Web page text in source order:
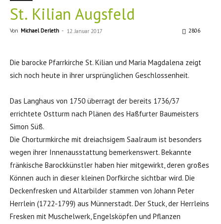
St. Kilian Augsfeld
Von Michael Derleth - 12. Januar 2017 2806
Die barocke Pfarrkirche St. Kilian und Maria Magdalena zeigt
sich noch heute in ihrer ursprünglichen Geschlossenheit.
Das Langhaus von 1750 überragt der bereits 1736/37
errichtete Ostturm nach Plänen des Haßfurter Baumeisters
Simon Süß.
Die Chorturmkirche mit dreiachsigem Saalraum ist besonders
wegen ihrer Innenausstattung bemerkenswert. Bekannte
fränkische Barockkünstler haben hier mitgewirkt, deren großes
Können auch in dieser kleinen Dorfkirche sichtbar wird. Die
Deckenfresken und Altarbilder stammen von Johann Peter
Herrlein (1722-1799) aus Münnerstadt. Der Stuck, der Herrleins
Fresken mit Muschelwerk, Engelsköpfen und Pflanzen